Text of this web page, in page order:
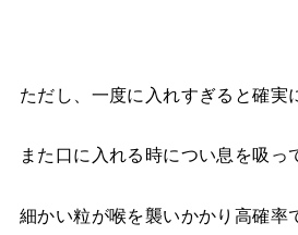
ただし、一度に入れすぎると確実
また口に入れる時につい息を吸っ
細かい粒が喉を襲いかかり高確率